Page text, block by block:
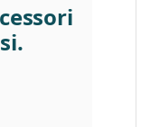
legale